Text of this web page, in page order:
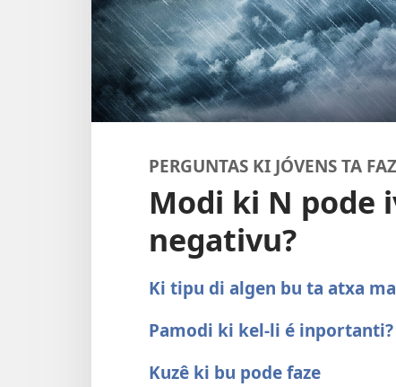
PERGUNTAS KI JÓVENS TA
Modi ki N pode
negativu?
Ki tipu di algen bu ta atxa
Pamodi ki kel-li é inportanti?
Kuzê ki bu pode faze